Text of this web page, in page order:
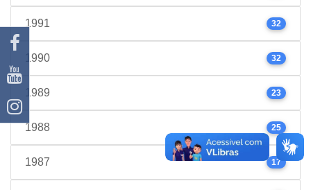
1991 32
1990 32
1989 23
1988 25
1987 17